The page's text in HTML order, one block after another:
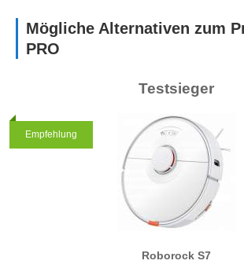
Mögliche Alternativen zum
PRO
Testsieger
Testsieger
Empfehlung
Roborock S7